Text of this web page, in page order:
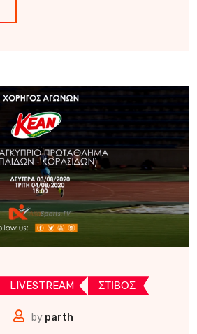
LIVESTREAM ΣΤΙΒΟΣ
by parth